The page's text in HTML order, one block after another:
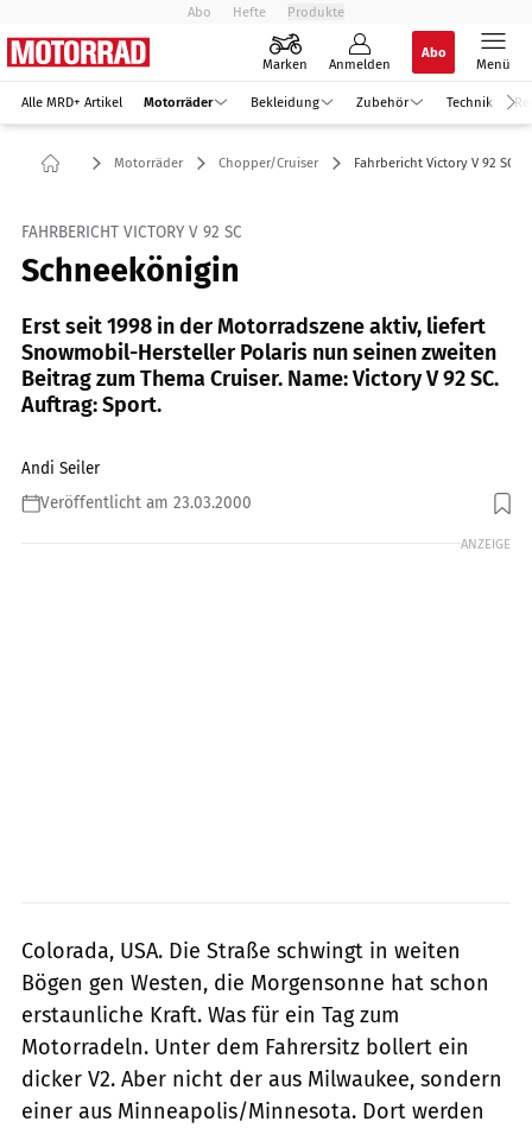
Abo Hefte Produkte
Marken Anmelden
Abo
Menü
Alle MRD+ Artikel Motorräder Bekleidung Zubehör Technik
Motorräder Chopper/Cruiser Fahrbericht Victory V 92 SC
FAHRBERICHT VICTORY V 92 SC
Schneekönigin
Erst seit 1998 in der Motorradszene aktiv, liefert
Snowmobil-Hersteller Polaris nun seinen zweiten
Beitrag zum Thema Cruiser. Name: Victory V 92 SC.
Auftrag: Sport.
Andi Seiler
Veröffentlicht am 23.03.2000
ANZEIGE
Colorada, USA. Die Straße schwingt in weiten
Bögen gen Westen, die Morgensonne hat schon
erstaunliche Kraft. Was für ein Tag zum
Motorradeln. Unter dem Fahrersitz bollert ein
dicker V2. Aber nicht der aus Milwaukee, sondern
einer aus Minneapolis/Minnesota. Dort werden